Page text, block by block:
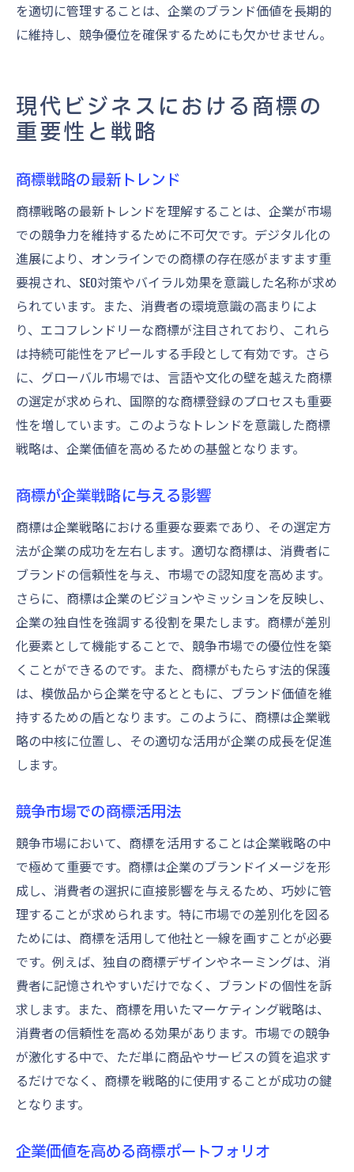
を適切に管理することは、企業のブランド価値を長期的
に維持し、競争優位を確保するためにも欠かせません。
現代ビジネスにおける商標の
重要性と戦略
商標戦略の最新トレンド
商標戦略の最新トレンドを理解することは、企業が市場
での競争力を維持するために不可欠です。デジタル化の
進展により、オンラインでの商標の存在感がますます重
要視され、SEO対策やバイラル効果を意識した名称が求め
られています。また、消費者の環境意識の高まりによ
り、エコフレンドリーな商標が注目されており、これら
は持続可能性をアピールする手段として有効です。さら
に、グローバル市場では、言語や文化の壁を越えた商標
の選定が求められ、国際的な商標登録のプロセスも重要
性を増しています。このようなトレンドを意識した商標
戦略は、企業価値を高めるための基盤となります。
商標が企業戦略に与える影響
商標は企業戦略における重要な要素であり、その選定方
法が企業の成功を左右します。適切な商標は、消費者に
ブランドの信頼性を与え、市場での認知度を高めます。
さらに、商標は企業のビジョンやミッションを反映し、
企業の独自性を強調する役割を果たします。商標が差別
化要素として機能することで、競争市場での優位性を築
くことができるのです。また、商標がもたらす法的保護
は、模倣品から企業を守るとともに、ブランド価値を維
持するための盾となります。このように、商標は企業戦
略の中核に位置し、その適切な活用が企業の成長を促進
します。
競争市場での商標活用法
競争市場において、商標を活用することは企業戦略の中
で極めて重要です。商標は企業のブランドイメージを形
成し、消費者の選択に直接影響を与えるため、巧妙に管
理することが求められます。特に市場での差別化を図る
ためには、商標を活用して他社と一線を画すことが必要
です。例えば、独自の商標デザインやネーミングは、消
費者に記憶されやすいだけでなく、ブランドの個性を訴
求します。また、商標を用いたマーケティング戦略は、
消費者の信頼性を高める効果があります。市場での競争
が激化する中で、ただ単に商品やサービスの質を追求す
るだけでなく、商標を戦略的に使用することが成功の鍵
となります。
企業価値を高める商標ポートフォリオ